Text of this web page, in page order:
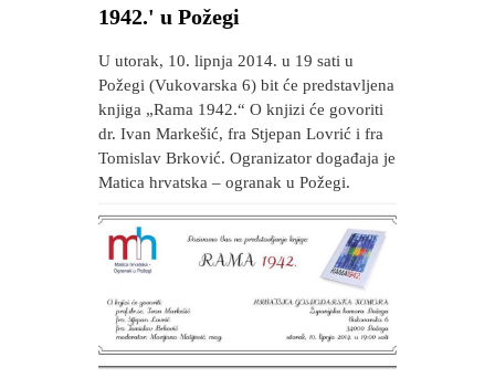
1942.' u Požegi
U utorak, 10. lipnja 2014. u 19 sati u
Požegi (Vukovarska 6) bit će predstavljena
knjiga „Rama 1942.“ O knjizi će govoriti
dr. Ivan Markešić, fra Stjepan Lovrić i fra
Tomislav Brković. Ogranizator događaja je
Matica hrvatska – ogranak u Požegi.